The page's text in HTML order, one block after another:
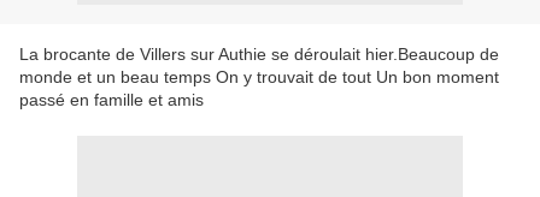
La brocante de Villers sur Authie se déroulait hier.Beaucoup de
monde et un beau temps On y trouvait de tout Un bon moment
passé en famille et amis